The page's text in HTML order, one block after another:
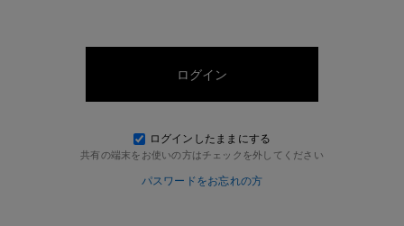
ログインしたままにする
共有の端末をお使いの方はチェックを外してください
パスワードをお忘れの方